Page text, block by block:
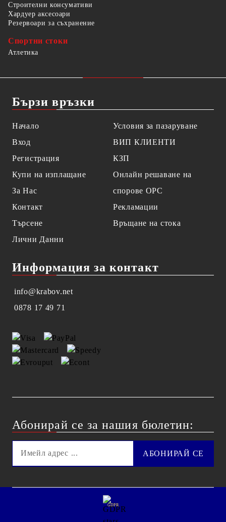
Строителни консумативи
Хардуер аксесоари
Резервоари за съхранение
Спортни стоки
Атлетика
Бързи връзки
Начало
Вход
Регистрация
Купи на изплащане
За Нас
Контакт
Търсене
Лични Данни
Условия за пазаруване
ВИП КЛИЕНТИ
КЗП
Онлайн решаване на
спорове OPC
Рекламации
Връщане на стока
Информация за контакт
info@krabov.net
0878 17 49 71
Абонирай се за нашия бюлетин:
GDPR